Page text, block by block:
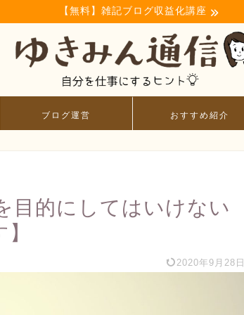
【無料】雑記ブログ収益化講座
ブログ運営 おすすめ紹介
目的にしてはいけない
2020年9月28日